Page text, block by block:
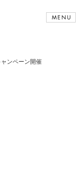
ンペーン開催